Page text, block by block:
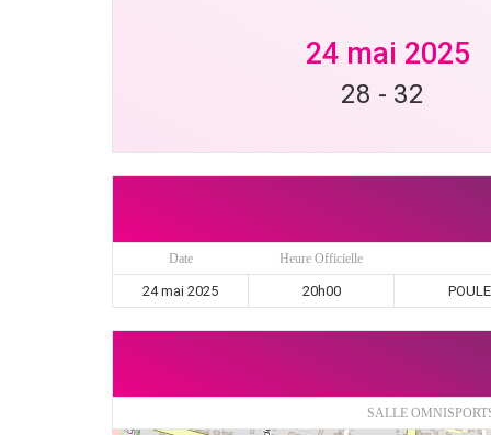
24 mai 2025
28 - 32
Date Heure Officielle
24 mai 2025 20h00
SALLE